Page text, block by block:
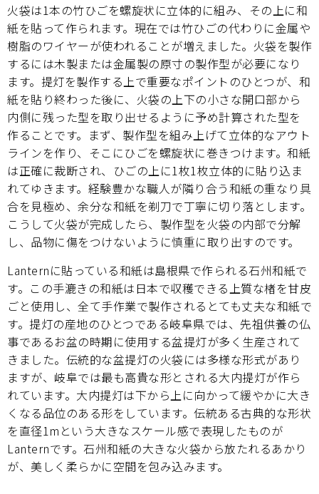
火袋は1本の竹ひごを螺旋状に立体的に組み、その上に和
紙を貼って作られます。現在では竹ひごの代わりに金属や
樹脂のワイヤーが使われることが増えました。火袋を製作
するには木製または金属製の原寸の製作型が必要になり
ます。提灯を製作する上で重要なポイントのひとつが、和
紙を貼り終わった後に、火袋の上下の小さな開口部から
内側に残った型を取り出せるように予め計算された型を
作ることです。まず、製作型を組み上げて立体的なアウト
ラインを作り、そこにひごを螺旋状に巻きつけます。和紙
は正確に裁断され、ひごの上に1枚1枚立体的に貼り込ま
れてゆきます。経験豊かな職人が隣り合う和紙の重なり具
合を見極め、余分な和紙を剃刀で丁寧に切り落とします。
こうして火袋が完成したら、製作型を火袋の内部で分解
し、品物に傷をつけないように慎重に取り出すのです。
Lanternに貼っている和紙は島根県で作られる石州和紙で
す。この手漉きの和紙は日本で収穫できる上質な楮を甘皮
ごと使用し、全て手作業で製作されるとても丈夫な和紙で
す。提灯の産地のひとつである岐阜県では、先祖供養の仏
事であるお盆の時期に使用する盆提灯が多く生産されて
きました。伝統的な盆提灯の火袋には多様な形式があり
ますが、岐阜では最も高貴な形とされる大内提灯が作ら
れています。大内提灯は下から上に向かって緩やかに大き
くなる品位のある形をしています。伝統ある古典的な形状
を直径1mという大きなスケール感で表現したものが
Lanternです。石州和紙の大きな火袋から放たれるあかり
が、美しく柔らかに空間を包み込みます。